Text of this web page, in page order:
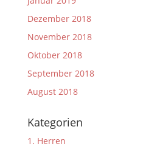
Dezember 2018
November 2018
Oktober 2018
September 2018
August 2018
Kategorien
1. Herren